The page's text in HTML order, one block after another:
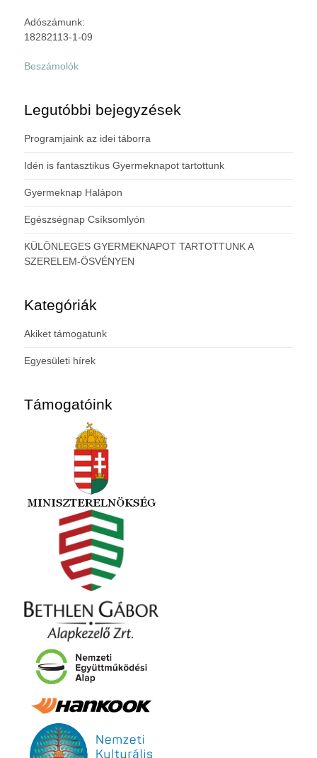
Adószámunk:
18282113-1-09
Beszámolók
Legutóbbi bejegyzések
Programjaink az idei táborra
Idén is fantasztikus Gyermeknapot tartottunk
Gyermeknap Halápon
Egészségnap Csíksomlyón
KÜLÖNLEGES GYERMEKNAPOT TARTOTTUNK A
SZERELEM-ÖSVÉNYEN
Kategóriák
Akiket támogatunk
Egyesületi hírek
Támogatóink